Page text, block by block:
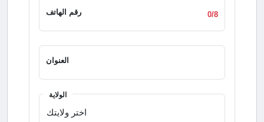
رقم الهاتف 0/8
العنوان
الولاية